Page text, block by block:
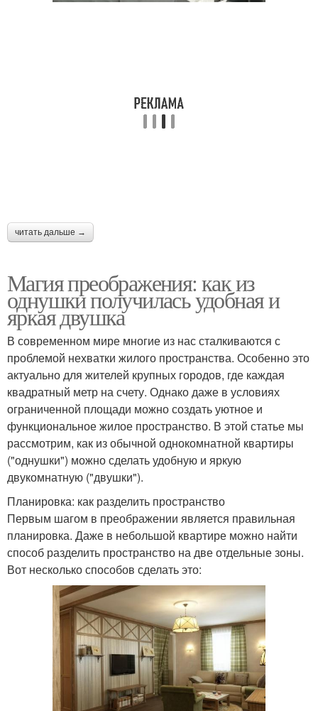
читать дальше →
Магия преображения: как из
однушки получилась удобная и
яркая двушка
В современном мире многие из нас сталкиваются с
проблемой нехватки жилого пространства. Особенно это
актуально для жителей крупных городов, где каждая
квадратный метр на счету. Однако даже в условиях
ограниченной площади можно создать уютное и
функциональное жилое пространство. В этой статье мы
рассмотрим, как из обычной однокомнатной квартиры
("однушки") можно сделать удобную и яркую
двукомнатную ("двушки").
Планировка: как разделить пространство
Первым шагом в преображении является правильная
планировка. Даже в небольшой квартире можно найти
способ разделить пространство на две отдельные зоны.
Вот несколько способов сделать это: